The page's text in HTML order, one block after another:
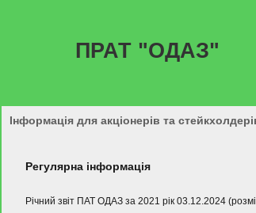
ПРАТ "ОДАЗ"
Інформація для акціонерів та
Регулярна інформація
Річний звіт ПАТ ОДАЗ за 2021 рік 03.12.2024